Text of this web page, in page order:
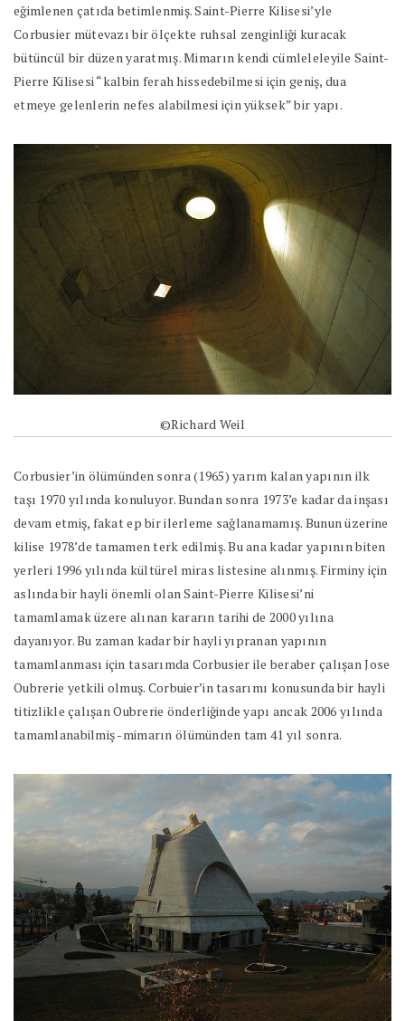
eğimlenen çatıda betimlenmiş. Saint-Pierre Kilisesi’yle
Corbusier mütevazı bir ölçekte ruhsal zenginliği kuracak
bütüncül bir düzen yaratmış. Mimarın kendi cümleleleyile Saint-
Pierre Kilisesi “kalbin ferah hissedebilmesi için geniş, dua
etmeye gelenlerin nefes alabilmesi için yüksek” bir yapı.
©Richard Weil
Corbusier’in ölümünden sonra (1965) yarım kalan yapının ilk
taşı 1970 yılında konuluyor. Bundan sonra 1973’e kadar da inşası
devam etmiş, fakat ep bir ilerleme sağlanamamış. Bunun üzerine
kilise 1978’de tamamen terk edilmiş. Bu ana kadar yapının biten
yerleri 1996 yılında kültürel miras listesine alınmış. Firminy için
aslında bir hayli önemli olan Saint-Pierre Kilisesi’ni
tamamlamak üzere alınan kararın tarihi de 2000 yılına
dayanıyor. Bu zaman kadar bir hayli yıpranan yapının
tamamlanması için tasarımda Corbusier ile beraber çalışan Jose
Oubrerie yetkili olmuş. Corbuier’in tasarımı konusunda bir hayli
titizlikle çalışan Oubrerie önderliğinde yapı ancak 2006 yılında
tamamlanabilmiş -mimarın ölümünden tam 41 yıl sonra.